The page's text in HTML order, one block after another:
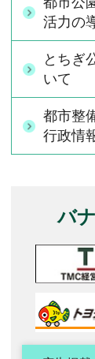
活力の
とちぎ
いて
都市整
行政情
バ